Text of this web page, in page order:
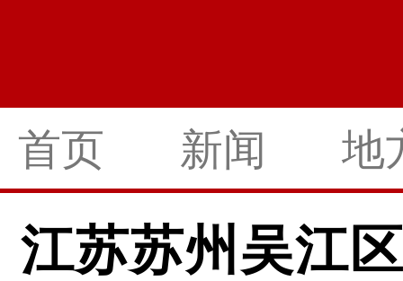
首页 新闻 地
江苏苏州吴江